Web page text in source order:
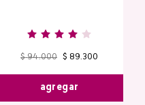
$ 94.000 $ 89.300
agregar